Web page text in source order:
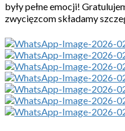
były pełne emocji!
zwycięzcom składamy